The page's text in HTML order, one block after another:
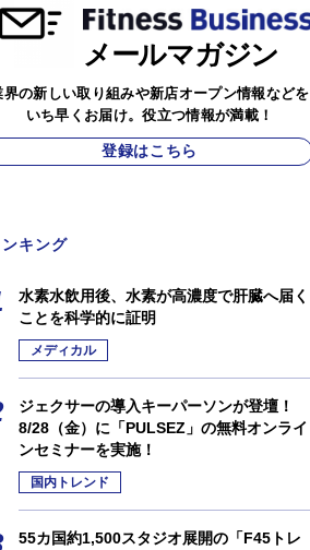
メールマガジン
界の新しい取り組みや新店オープン情報などを
いち早くお届け。役立つ情報が満載！
登録はこちら
ンキング
水素水飲用後、水素が高濃度で肝臓へ届く
ことを科学的に証明
メディカル
ジェクサーの導入キーパーソンが登壇！
8/28（金）に「PULSEZ」の無料オンライ
ンセミナーを実施！
国内トレンド
55カ国約1,500スタジオ展開の「F45トレ